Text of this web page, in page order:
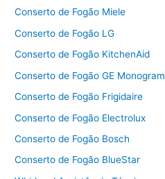
Conserto de Fogão Miele
Conserto de Fogão LG
Conserto de Fogão KitchenAid
Conserto de Fogão GE Monogram
Conserto de Fogão Frigidaire
Conserto de Fogão Electrolux
Conserto de Fogão Bosch
Conserto de Fogão BlueStar